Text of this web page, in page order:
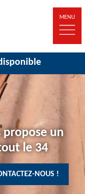
MENU
un
le 34
NOUS !